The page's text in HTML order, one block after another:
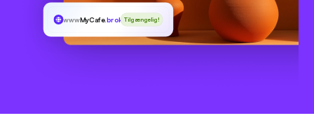
wwwMyCafe.brokerTilgængelig!